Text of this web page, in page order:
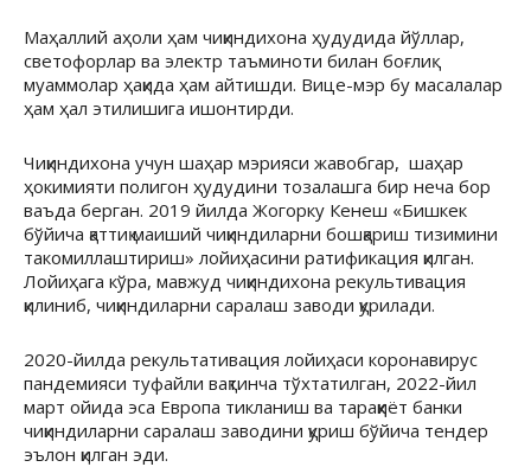
Маҳаллий аҳоли ҳам чиқиндихона ҳудудида йўллар,
светофорлар ва электр таъминоти билан боғлиқ
муаммолар ҳақида ҳам айтишди. Вице-мэр бу масалалар
ҳам ҳал этилишига ишонтирди.
Чиқиндихона учун шаҳар мэрияси жавобгар, шаҳар
ҳокимияти полигон ҳудудини тозалашга бир неча бор
ваъда берган. 2019 йилда Жогорку Кенеш «Бишкек
бўйича қаттиқ маиший чиқиндиларни бошқариш тизимини
такомиллаштириш» лойиҳасини ратификация қилган.
Лойиҳага кўра, мавжуд чиқиндихона рекультивация
қилиниб, чиқиндиларни саралаш заводи қурилади.
2020-йилда рекультативация лойиҳаси коронавирус
пандемияси туфайли вақтинча тўхтатилган, 2022-йил
март ойида эса Европа тикланиш ва тараққиёт банки
чиқиндиларни саралаш заводини қуриш бўйича тендер
эълон қилган эди.